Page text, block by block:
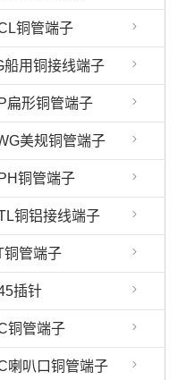
铜管端子
船用铜接线端子
扁形铜管端子
美规铜管端子
铜管端子
铜铝接线端子
铜管端子
插针
铜管端子
喇叭口铜管端子